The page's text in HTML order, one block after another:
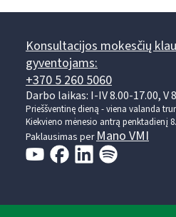
Konsultacijos mokesčių
gyventojams:
+370 5 260 5060
Darbo laikas: I-IV 8.00-17.00, V
Prieššventinę dieną - viena valanda
Kiekvieno mėnesio antrą penktadienį
Paklausimas perMano VMI